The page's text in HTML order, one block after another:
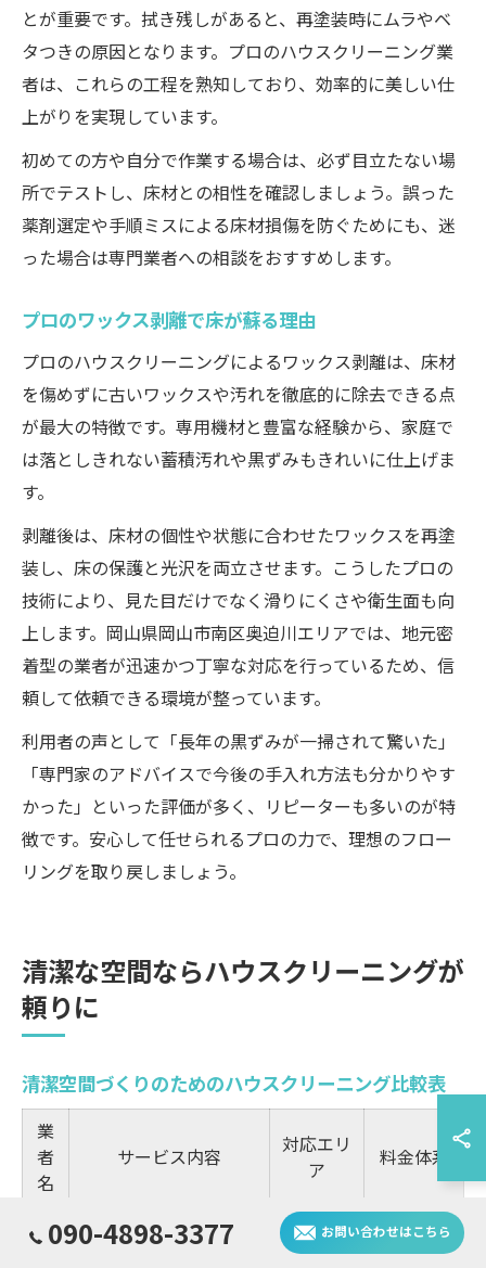
とが重要です。拭き残しがあると、再塗装時にムラやベ
タつきの原因となります。プロのハウスクリーニング業
者は、これらの工程を熟知しており、効率的に美しい仕
上がりを実現しています。
初めての方や自分で作業する場合は、必ず目立たない場
所でテストし、床材との相性を確認しましょう。誤った
薬剤選定や手順ミスによる床材損傷を防ぐためにも、迷
った場合は専門業者への相談をおすすめします。
プロのワックス剥離で床が蘇る理由
プロのハウスクリーニングによるワックス剥離は、床材
を傷めずに古いワックスや汚れを徹底的に除去できる点
が最大の特徴です。専用機材と豊富な経験から、家庭で
は落としきれない蓄積汚れや黒ずみもきれいに仕上げま
す。
剥離後は、床材の個性や状態に合わせたワックスを再塗
装し、床の保護と光沢を両立させます。こうしたプロの
技術により、見た目だけでなく滑りにくさや衛生面も向
上します。岡山県岡山市南区奥迫川エリアでは、地元密
着型の業者が迅速かつ丁寧な対応を行っているため、信
頼して依頼できる環境が整っています。
利用者の声として「長年の黒ずみが一掃されて驚いた」
「専門家のアドバイスで今後の手入れ方法も分かりやす
かった」といった評価が多く、リピーターも多いのが特
徴です。安心して任せられるプロの力で、理想のフロー
リングを取り戻しましょう。
清潔な空間ならハウスクリーニングが
頼りに
清潔空間づくりのためのハウスクリーニング比較表
業
者
名
サービス内容
対応エリ
ア
料金体系
業
者A
黒ずみ除去・ワックス
剥離
奥迫川含
む
明確
090-4898-3377 お問い合わせはこちら